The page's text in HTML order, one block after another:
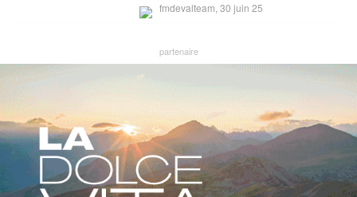
fmdevalteam, 30 juin 25